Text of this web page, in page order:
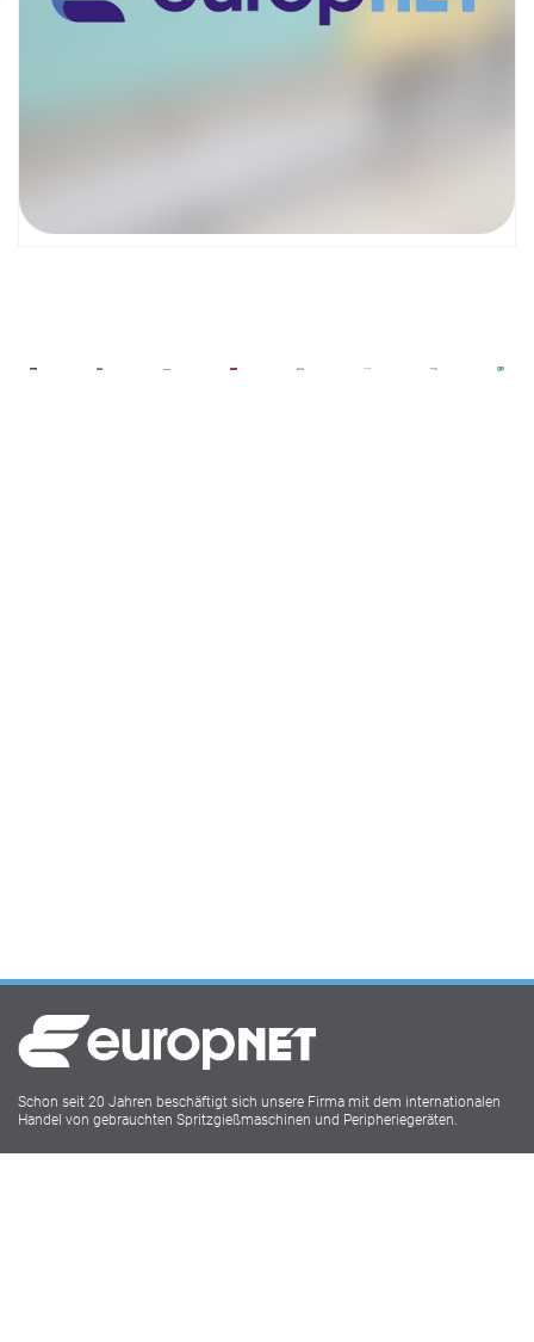
Schon seit 20 Jahren beschäftigt sich unsere Firma mit dem internationalen
Handel von gebrauchten Spritzgießmaschinen und Peripheriegeräten.